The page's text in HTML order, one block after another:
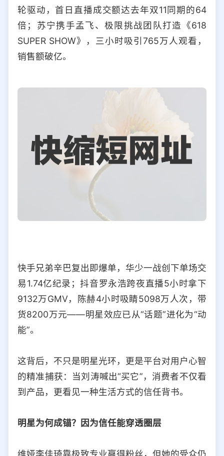
轮驱动，首日直播成交额达去年双11同期的64
倍；苏宁携手孟飞、极限挑战团队打造《618
SUPER SHOW》，三小时吸引765万人观看，
销售额破亿。
快手兄弟辛巴复出即爆单，华少一战创下单场交
易1.74亿纪录；抖音罗永浩跨夜直播5小时拿下
9132万GMV，陈赫4小时吸睛5098万人次，带
货8200万元——明星效应已从“话题”进化为“动
能”。
这背后，不只是明星光环，更是平台对用户心智
的精准捕获：当刘涛喊出“买它”，消费者不仅看
到产品，更看见一种生活方式的信任背书。
明星为何成锚？因为信任能穿透圈层